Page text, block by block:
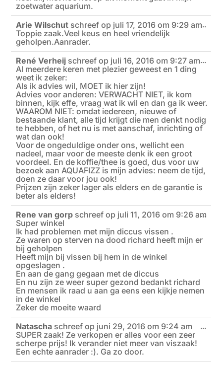
zoetwater aquarium.
Arie Wilschut schreef op juli 17, 2016 om 9:29 am
Toppie zaak.Veel keus en heel vriendelijk
geholpen.Aanrader.
...
René Verheij schreef op juli 16, 2016 om 9:27 am
Al meerdere keren met plezier geweest en 1 ding
weet ik zeker:
Als ik advies wil, MOET ik hier zijn!
Advies voor anderen: VERWACHT NIET, ik kom
binnen, kijk effe, vraag wat ik wil en dan ga ik weer.
WAAROM NIET: omdat iedereen, nieuwe of
bestaande klant, alle tijd krijgt die men denkt nodig
te hebben, of het nu is met aanschaf, inrichting of
wat dan ook!
Voor de ongeduldige onder ons, wellicht een
nadeel, maar voor de meeste denk ik een groot
voordeel. En de koffie/thee is goed, dus voor uw
bezoek aan AQUAFIZZ is mijn advies: neem de tijd,
doen ze daar voor jou ook!
Prijzen zijn zeker lager als elders en de garantie is
beter als elders!
...
Rene van gorp schreef op juli 11, 2016 om 9:26 am
Super winkel
Ik had problemen met mijn diccus vissen .
Ze waren op sterven na dood richard heeft mijn er
bij geholpen
Heeft mijn bij vissen bij hem in de winkel
opgeslagen .
En aan de gang gegaan met de diccus
En nu zijn ze weer super gezond bedankt richard
En mensen ik raad u aan ga eens een kijkje nemen
in de winkel
Zeker de moeite waard
...
Natascha schreef op juni 29, 2016 om 9:24 am
SUPER zaak! Ze verkopen er alles voor een zeer
scherpe prijs! Ik verander niet meer van viszaak!
Een echte aanrader :). Ga zo door.
...